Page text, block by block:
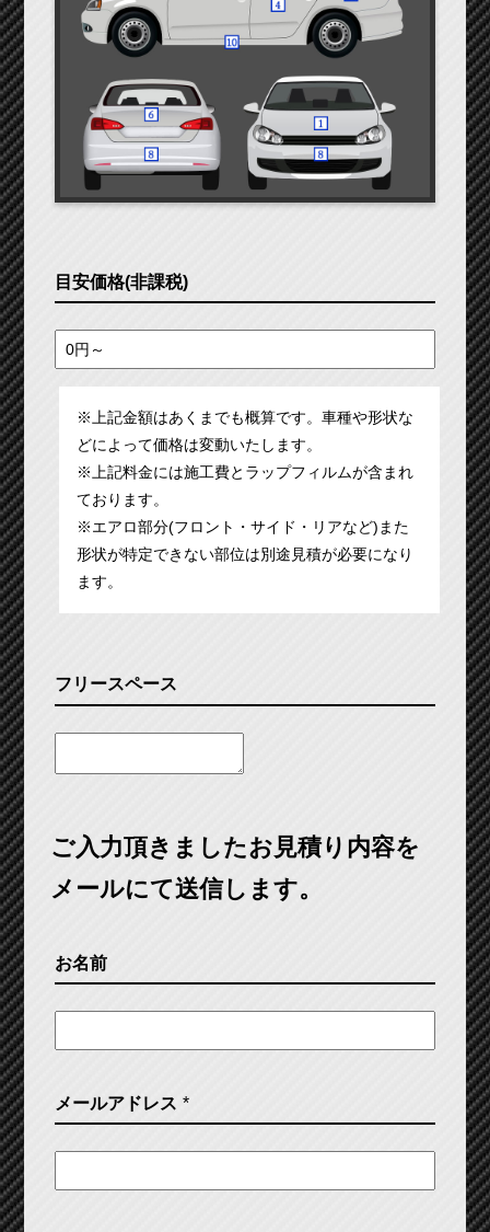
目安価格(非課税)
※上記金額はあくまでも概算です。車種や形状な
どによって価格は変動いたします。
※上記料金には施工費とラップフィルムが含まれ
ております。
※エアロ部分(フロント・サイド・リアなど)また
形状が特定できない部位は別途見積が必要になり
ます。
フリースペース
ご入力頂きましたお見積り内容を
メールにて送信します。
お名前
メールアドレス *